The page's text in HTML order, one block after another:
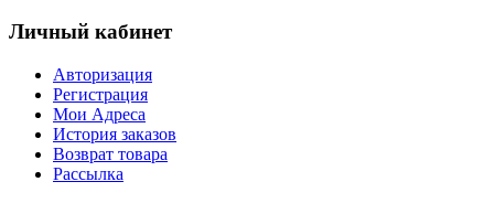
Личный кабинет
Авторизация
Регистрация
Мои Адреса
История заказов
Возврат товара
Рассылка